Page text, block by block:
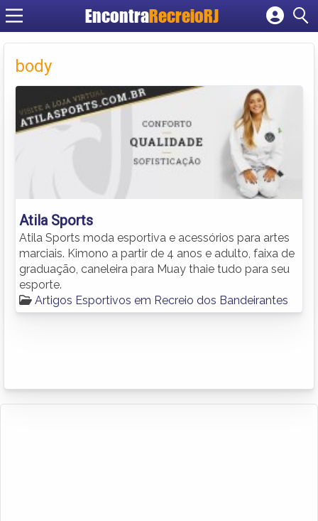
EncontraRecreioRJ
Cadastrar empresa
body
Atila Sports
Atila Sports moda esportiva e acessórios para artes
marciais. Kimono a partir de 4 anos e adulto, faixa de
graduação, caneleira para Muay thaie tudo para seu
esporte.
Artigos Esportivos em Recreio dos Bandeirantes